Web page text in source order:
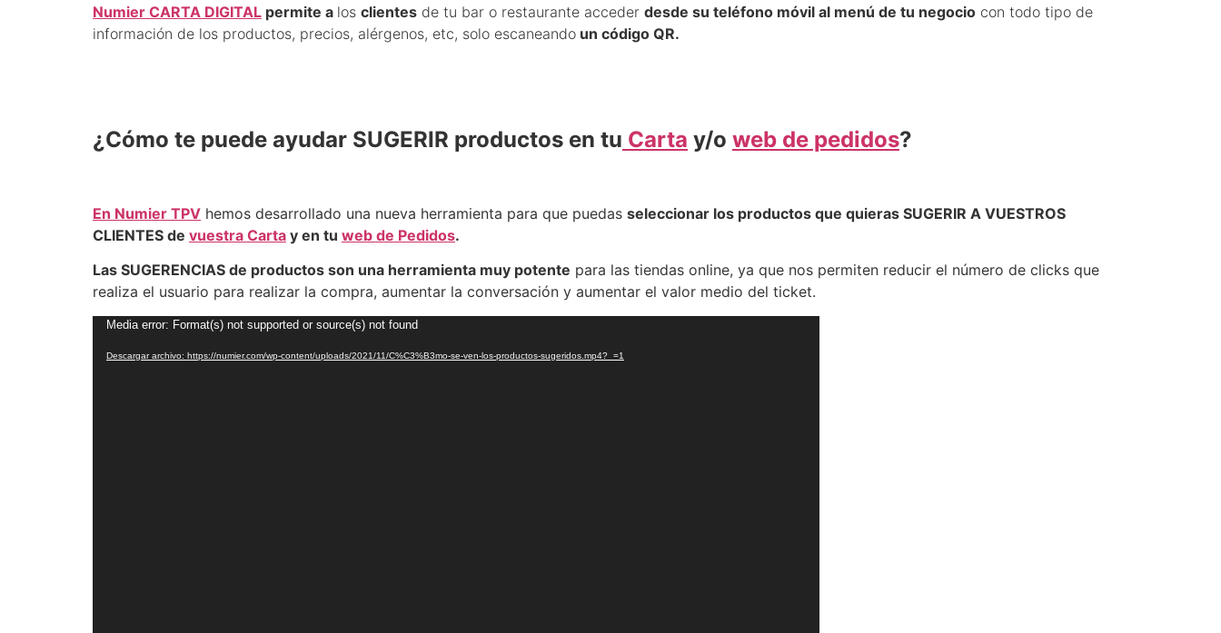
Numier CARTA DIGITAL permite a los clientes de tu bar o restaurante acceder desde su teléfono móvil al menú de tu negocio con todo tipo de
información de los productos, precios, alérgenos, etc, solo escaneando un código QR.
¿Cómo te puede ayudar SUGERIR productos en tu Carta y/o web de pedidos?
En Numier TPV hemos desarrollado una nueva herramienta para que puedas seleccionar los productos que quieras SUGERIR A VUESTROS
CLIENTES de vuestra Carta y en tu web de Pedidos.
Las SUGERENCIAS de productos son una herramienta muy potente para las tiendas online, ya que nos permiten reducir el número de clicks que
realiza el usuario para realizar la compra, aumentar la conversación y aumentar el valor medio del ticket.
Reproductor
Media error: Format(s) not supported or source(s) not found
Descargar archivo: https://numier.com/wp-content/uploads/2021/11/C%C3%B3mo-se-ven-los-productos-sugeridos.mp4?_=1